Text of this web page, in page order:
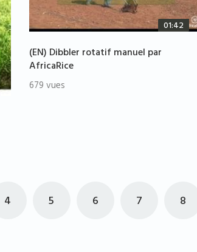
01:42
(EN) Dibbler rotatif manuel par
AfricaRice
679 vues
4 5 6 7 8